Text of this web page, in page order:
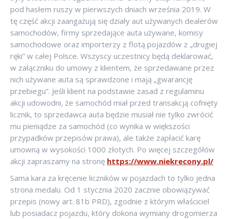
pod hasłem ruszy w pierwszych dniach września 2019. W
tę część akcji zaangażują się działy aut używanych dealerów
samochodów, firmy sprzedające auta używane, komisy
samochodowe oraz importerzy z flotą pojazdów z „drugiej
ręki” w całej Polsce. Wszyscy uczestnicy będą deklarować,
w załączniku do umowy z klientem, że sprzedawane przez
nich używane auta są sprawdzone i mają „gwarancję
przebiegu”. Jeśli klient na podstawie zasad z regulaminu
akcji udowodni, że samochód miał przed transakcją cofnięty
licznik, to sprzedawca auta będzie musiał nie tylko zwrócić
mu pieniądze za samochód (co wynika w większości
przypadków przepisów prawa), ale także zapłacić karę
umowną w wysokości 1000 złotych. Po więcej szczegółów
akcji zapraszamy na stronę https://www.niekrecony.pl/
Sama kara za kręcenie liczników w pojazdach to tylko jedna
strona medalu. Od 1 stycznia 2020 zacznie obowiązywać
przepis (nowy art. 81b PRD), zgodnie z którym właściciel
lub posiadacz pojazdu, który dokona wymiany drogomierza